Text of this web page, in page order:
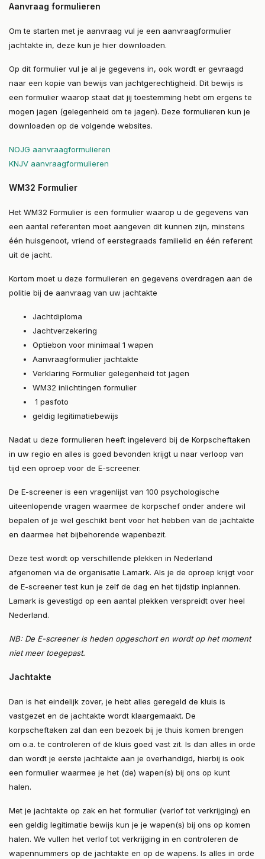
Aanvraag formulieren
Om te starten met je aanvraag vul je een aanvraagformulier
jachtakte in, deze kun je hier downloaden.
Op dit formulier vul je al je gegevens in, ook wordt er gevraagd
naar een kopie van bewijs van jachtgerechtigheid. Dit bewijs is
een formulier waarop staat dat jij toestemming hebt om ergens te
mogen jagen (gelegenheid om te jagen). Deze formulieren kun je
downloaden op de volgende websites.
NOJG aanvraagformulieren
KNJV aanvraagformulieren
WM32 Formulier
Het WM32 Formulier is een formulier waarop u de gegevens van
een aantal referenten moet aangeven dit kunnen zijn, minstens
één huisgenoot, vriend of eerstegraads familielid en één referent
uit de jacht.
Kortom moet u deze formulieren en gegevens overdragen aan de
politie bij de aanvraag van uw jachtakte
Jachtdiploma
Jachtverzekering
Optiebon voor minimaal 1 wapen
Aanvraagformulier jachtakte
Verklaring Formulier gelegenheid tot jagen
WM32 inlichtingen formulier
1 pasfoto
geldig legitimatiebewijs
Nadat u deze formulieren heeft ingeleverd bij de Korpscheftaken
in uw regio en alles is goed bevonden krijgt u naar verloop van
tijd een oproep voor de E-screener.
De E-screener is een vragenlijst van 100 psychologische
uiteenlopende vragen waarmee de korpschef onder andere wil
bepalen of je wel geschikt bent voor het hebben van de jachtakte
en daarmee het bijbehorende wapenbezit.
Deze test wordt op verschillende plekken in Nederland
afgenomen via de organisatie Lamark. Als je de oproep krijgt voor
de E-screener test kun je zelf de dag en het tijdstip inplannen.
Lamark is gevestigd op een aantal plekken verspreidt over heel
Nederland.
NB: De E-screener is heden opgeschort en wordt op het moment
niet meer toegepast.
Jachtakte
Dan is het eindelijk zover, je hebt alles geregeld de kluis is
vastgezet en de jachtakte wordt klaargemaakt. De
korpscheftaken zal dan een bezoek bij je thuis komen brengen
om o.a. te controleren of de kluis goed vast zit. Is dan alles in orde
dan wordt je eerste jachtakte aan je overhandigd, hierbij is ook
een formulier waarmee je het (de) wapen(s) bij ons op kunt
halen.
Met je jachtakte op zak en het formulier (verlof tot verkrijging) en
een geldig legitimatie bewijs kun je je wapen(s) bij ons op komen
halen. We vullen het verlof tot verkrijging in en controleren de
wapennummers op de jachtakte en op de wapens. Is alles in orde